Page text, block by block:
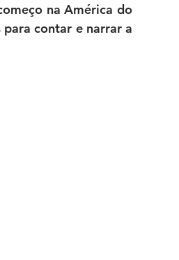
na América do
contar e narrar a